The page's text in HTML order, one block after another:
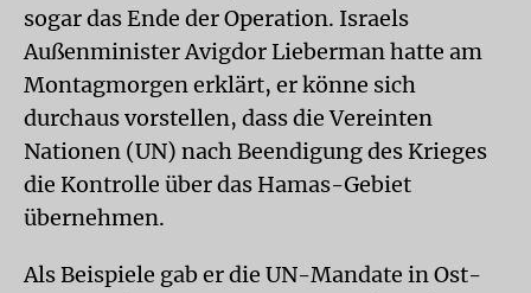
sogar das Ende der Operation. Israels
Außenminister Avigdor Lieberman hatte am
Montagmorgen erklärt, er könne sich
durchaus vorstellen, dass die Vereinten
Nationen (UN) nach Beendigung des Krieges
die Kontrolle über das Hamas-Gebiet
übernehmen.
Als Beispiele gab er die UN-Mandate in Ost-